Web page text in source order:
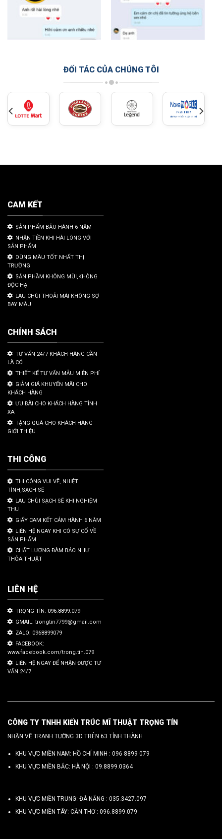
ĐỐI TÁC CỦA CHÚNG TÔI
CAM KẾT
SẢN PHẨM BẢO HÀNH 6 NĂM
NHẬN TIỀN KHI HÀI LÒNG VỚI
SẢN PHẨM
DÙNG MÀU TỐT NHẤT THỊ
TRƯỜNG
SẢN PHẦM KHÔNG MÙI,KHÔNG
ĐỘC HẠI
LAU CHÙI THOẢI MÁI KHÔNG SỢ
BAY MÀU
CHÍNH SÁCH
TƯ VẤN 24/7 KHÁCH HÀNG CẦN
LÀ CÓ
THIẾT KẾ TƯ VẤN MẪU MIỄN PHÍ
GIẢM GIÁ KHUYẾN MÃI CHO
KHÁCH HÀNG
ƯU ĐÃI CHO KHÁCH HÀNG TỈNH
XA
TẶNG QUÀ CHO KHÁCH HÀNG
GIỚI THIỆU
THI CÔNG
THI CÔNG VUI VẼ, NHIỆT
TÌNH,SẠCH SẼ
LAU CHÙI SẠCH SẼ KHI NGHIỆM
THU
GIẤY CAM KẾT CẢM HÀNH 6 NĂM
LIÊN HỆ NGAY KHI CÓ SỰ CỐ VỀ
SẢN PHẨM
CHẤT LƯỢNG ĐÀM BẢO NHƯ
THỎA THUẬT
LIÊN HỆ
TRỌNG TÍN: 096.8899.079
GMAIL: trongtin7799@gmail.com
ZALO: 0968899079
FACEBOOK:
www.facebook.com/trong.tin.079
LIÊN HỆ NGAY ĐỂ NHẬN ĐƯỢC TƯ
VẤN 24/7.
CÔNG TY TNHH KIẾN TRÚC MĨ THUẬT TRỌNG TÍN
NHẬN VẼ TRANH TƯỜNG 3D TRÊN 63 TỈNH THÀNH
KHU VỰC MIỀN NAM: HỒ CHÍ MINH : 096 8899 079
KHU VỰC MIỀN BẮC: HÀ NỘI : 09.8899.0364
KHU VỰC MIỀN TRUNG: ĐÀ NẴNG : 035.3427.097
KHU VỰC MIỀN TÂY: CẦN THƠ : 096.8899.079